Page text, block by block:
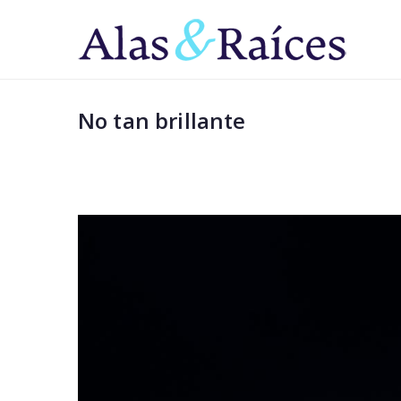
No tan brillante